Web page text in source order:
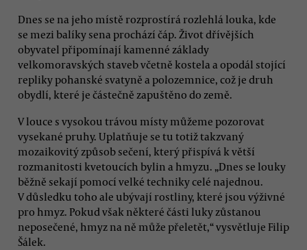
Dnes se na jeho místě rozprostírá rozlehlá louka, kde
se mezi balíky sena prochází čáp. Život dřívějších
obyvatel připomínají kamenné základy
velkomoravských staveb včetně kostela a opodál stojící
repliky pohanské svatyně a polozemnice, což je druh
obydlí, které je částečně zapuštěno do země.
V louce s vysokou trávou místy můžeme pozorovat
vysekané pruhy. Uplatňuje se tu totiž takzvaný
mozaikovitý způsob sečení, který přispívá k větší
rozmanitosti kvetoucích bylin a hmyzu. „Dnes se louky
běžně sekají pomocí velké techniky celé najednou.
V důsledku toho ale ubývají rostliny, které jsou výživné
pro hmyz. Pokud však některé části luky zůstanou
neposečené, hmyz na ně může přeletět,“ vysvětluje Filip
Šálek.